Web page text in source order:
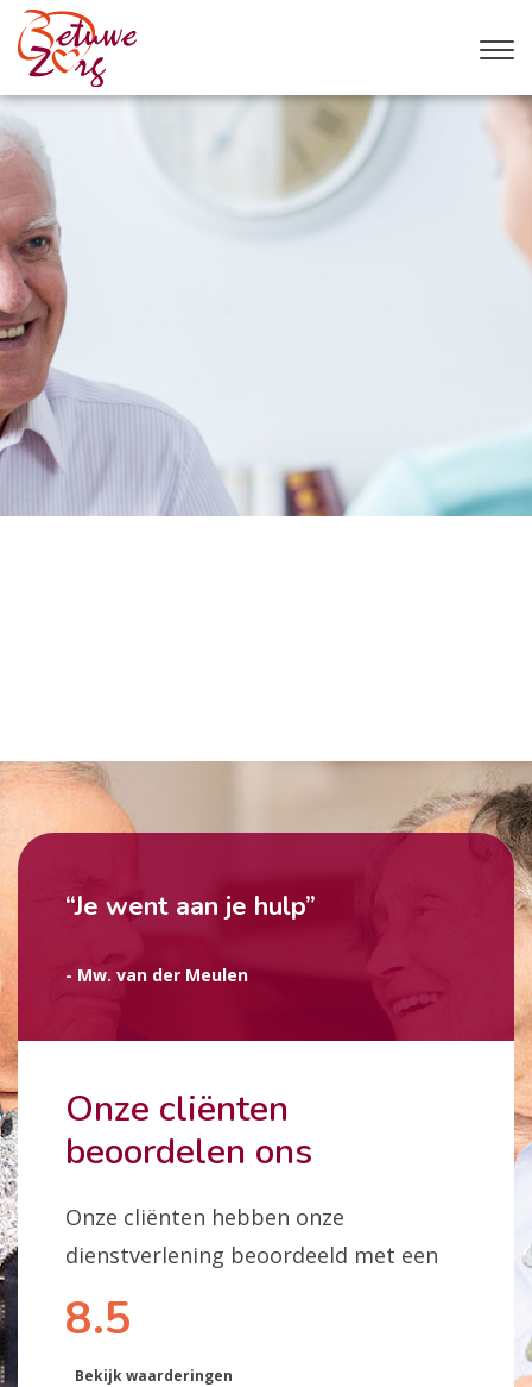
Onze cliënten
beoordelen ons
Onze cliënten hebben onze
dienstverlening beoordeeld met een
8.5
Bekijk waarderingen
“Je went aan je hulp”
- Mw. van der Meulen